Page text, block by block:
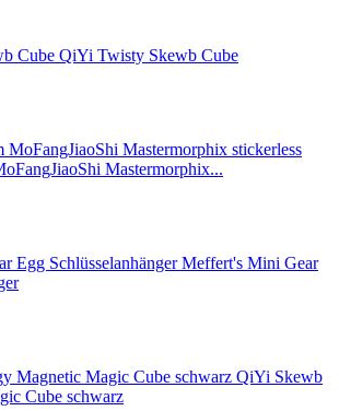
QiYi Twisty Skewb Cube
Mastermorphix...
Meffert's Mini Gear
QiYi Skewb
Cube schwarz